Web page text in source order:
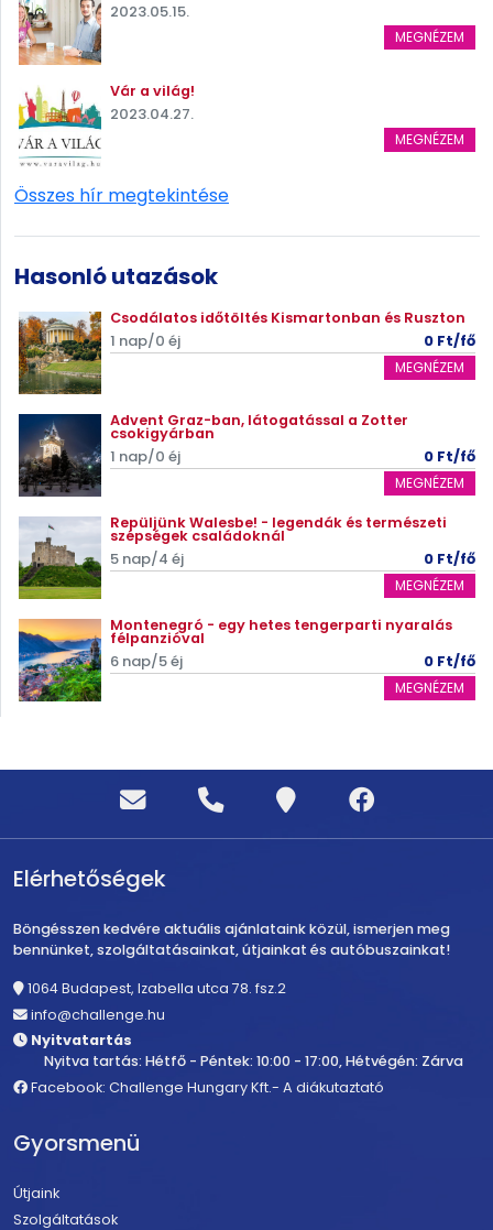
2023.05.15.
MEGNÉZEM
Vár a világ!
2023.04.27.
MEGNÉZEM
Összes hír megtekintése
Hasonló utazások
Csodálatos időtöltés Kismartonban és Ruszton
1 nap/0 éj 0 Ft/fő
MEGNÉZEM
Advent Graz-ban, látogatással a Zotter
csokigyárban
1 nap/0 éj 0 Ft/fő
MEGNÉZEM
Repüljünk Walesbe! - legendák és természeti
szépségek családoknál
5 nap/4 éj 0 Ft/fő
MEGNÉZEM
Montenegró - egy hetes tengerparti nyaralás
félpanzióval
6 nap/5 éj 0 Ft/fő
MEGNÉZEM
Elérhetőségek
Böngésszen kedvére aktuális ajánlataink közül, ismerjen meg
bennünket, szolgáltatásainkat, útjainkat és autóbuszainkat!
1064 Budapest, Izabella utca 78. fsz.2
info@challenge.hu
Nyitvatartás
Nyitva tartás: Hétfő - Péntek: 10:00 - 17:00, Hétvégén: Zárva
Facebook: Challenge Hungary Kft.- A diákutaztató
Gyorsmenü
Útjaink
Szolgáltatások